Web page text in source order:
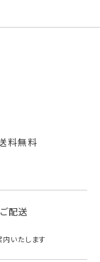
料無料
配送
いたします